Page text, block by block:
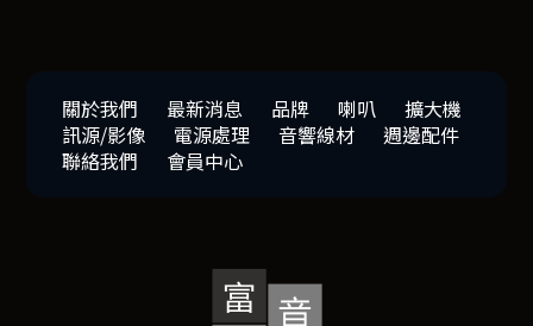
關於我們 最新消息 品牌 喇叭
擴大機
訊源/影像
電源處理 音響線材
週邊配件
聯絡我們
會員中心